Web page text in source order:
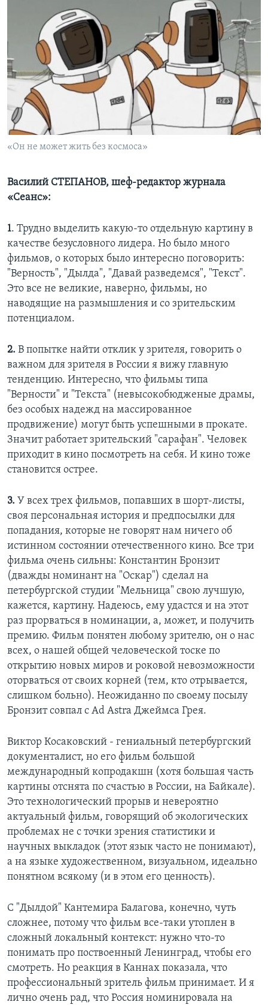
«Он не может жить без космоса»
Василий СТЕПАНОВ, шеф-редактор журнала
«Сеанс»:
1. Трудно выделить какую-то отдельную картину в
качестве безусловного лидера. Но было много
фильмов, о которых было интересно поговорить:
"Верность", "Дылда", "Давай разведемся", "Текст".
Это все не великие, наверно, фильмы, но
наводящие на размышления и со зрительским
потенциалом.
2. В попытке найти отклик у зрителя, говорить о
важном для зрителя в России я вижу главную
тенденцию. Интересно, что фильмы типа
"Верности" и "Текста" (невысокобюдженые драмы,
без особых надежд на массированное
продвижение) могут быть успешными в прокате.
Значит работает зрительский "сарафан". Человек
приходит в кино посмотреть на себя. И кино тоже
становится острее.
3. У всех трех фильмов, попавших в шорт-листы,
своя персональная история и предпосылки для
попадания, которые не говорят нам ничего об
истинном состоянии отечественного кино. Все три
фильма очень сильны: Константин Бронзит
(дважды номинант на "Оскар") сделал на
петербургской студии "Мельница" свою лучшую,
кажется, картину. Надеюсь, ему удастся и на этот
раз прорваться в номинации, а, может, и получить
премию. Фильм понятен любому зрителю, он о нас
всех, о нашей общей человеческой тоске по
открытию новых миров и роковой невозможности
оторваться от своих корней (тем, кто отрывается,
слишком больно). Неожиданно по своему посылу
Бронзит совпал с Ad Astra Джеймса Грея.
Виктор Косаковский - гениальный петербургский
документалист, но его фильм большой
международный копродакшн (хотя большая часть
картины отснята по счастью в России, на Байкале).
Это технологический прорыв и невероятно
актуальный фильм, говорящий об экологических
проблемах не с точки зрения статистики и
научных выкладок (этот язык часто не понимают),
а на языке художественном, визуальном, идеально
понятном всякому (и в этом его ценность).
С "Дылдой" Кантемира Балагова, конечно, чуть
сложнее, потому что фильм все-таки утоплен в
сложный локальный контекст: нужно что-то
понимать про поствоенный Ленинград, чтобы его
смотреть. Но реакция в Каннах показала, что
профессиональный зритель фильм принимает. И я
лично очень рад, что Россия номинировала на